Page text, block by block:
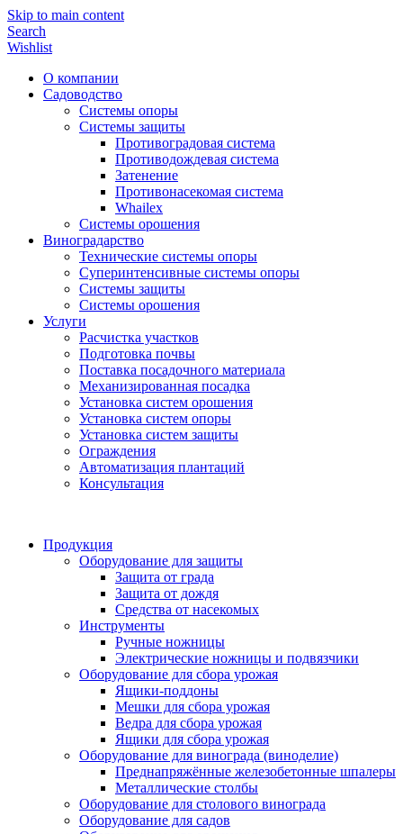
Skip to main content
Search
Wishlist
О компании
Садоводство
Системы опоры
Системы защиты
Противоградовая система
Противодождевая система
Затенение
Противонасекомая система
Whailex
Системы орошения
Виноградарство
Технические системы опоры
Суперинтенсивные системы опоры
Системы защиты
Системы орошения
Услуги
Расчистка участков
Подготовка почвы
Поставка посадочного материала
Механизированная посадка
Установка систем орошения
Установка систем опоры
Установка систем защиты
Ограждения
Автоматизация плантаций
Консультация
Продукция
Оборудование для защиты
Защита от града
Защита от дождя
Средства от насекомых
Инструменты
Ручные ножницы
Электрические ножницы и подвязчики
Оборудование для сбора урожая
Ящики-поддоны
Мешки для сбора урожая
Ведра для сбора урожая
Ящики для сбора урожая
Оборудование для винограда (виноделие)
Преднапряжённые железобетонные шпалеры
Металлические столбы
Оборудование для столового винограда
Оборудование для садов